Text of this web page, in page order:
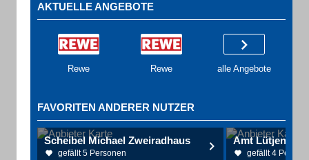
AKTUELLE ANGEBOTE
Rewe Rewe alle Angebote
FAVORITEN ANDERER NUTZER
Scheibel Michael Zweiradhaus
gefällt 5 Personen
Amt Lütjenburg
gefällt 4